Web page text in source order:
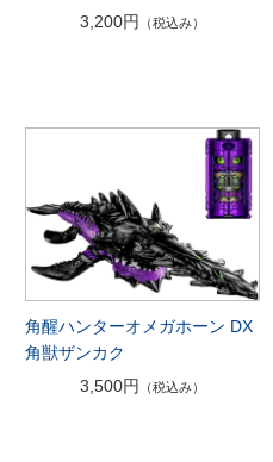
3,200円
（税込み）
角醒ハンターオメガホーン DX
角獣ザンカク
3,500円
（税込み）